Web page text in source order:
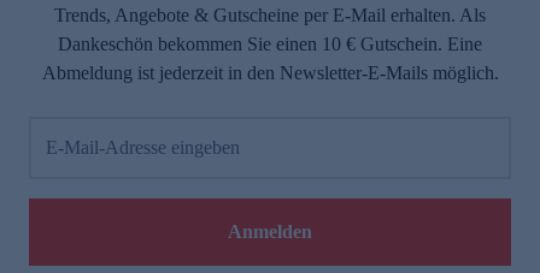
Trends, Angebote & Gutscheine per E-Mail erhalten. Als
Dankeschön bekommen Sie einen 10 € Gutschein. Eine
Abmeldung ist jederzeit in den Newsletter-E-Mails möglich.
E-Mail-Adresse eingeben
Anmelden